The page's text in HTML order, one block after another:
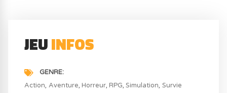
JEUINFOS
GENRE
Action Aventure Horreur RPG Simulation Survie